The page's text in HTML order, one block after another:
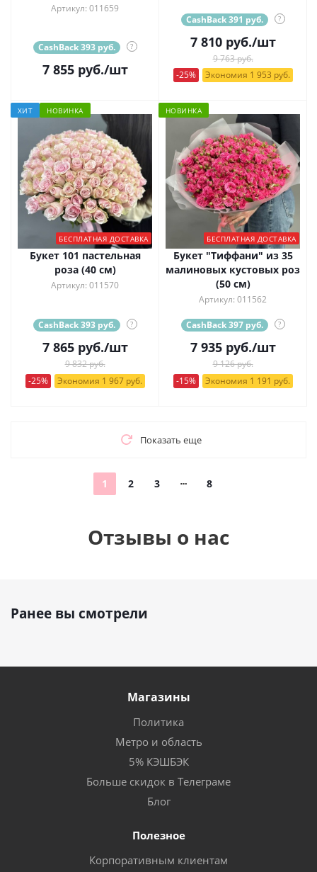
Артикул: 011659
CashBack 393 руб. ?
7 855руб./шт
CashBack 391 руб. ?
7 810руб./шт
9 763 руб.
-25%
Экономия 1 953 руб.
ХИТ НОВИНКА
БЕСПЛАТНАЯ ДОСТАВКА
Букет 101 пастельная
роза (40 см)
Артикул: 011570
CashBack 393 руб. ?
7 865руб./шт
9 832 руб.
-25%
Экономия 1 967 руб.
НОВИНКА
БЕСПЛАТНАЯ ДОСТАВКА
Букет "Тиффани" из 35
малиновых кустовых роз
(50 см)
Артикул: 011562
CashBack 397 руб. ?
7 935руб./шт
9 126 руб.
-15%
Экономия 1 191 руб.
Показать еще
1 2 3 8
Отзывы о нас
Ранее вы смотрели
Магазины
Политика
Метро и область
5% КЭШБЭК
Больше скидок в Телеграме
Блог
Полезное
Корпоративным клиентам